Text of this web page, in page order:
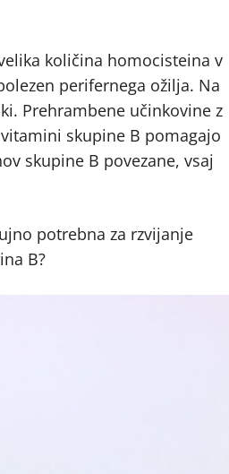
količina homocisteina v
perifernega ožilja. Na
Prehrambene učinkovine z
skupine B pomagajo
skupine B povezane, vsaj
potrebna za rzvijanje
B?